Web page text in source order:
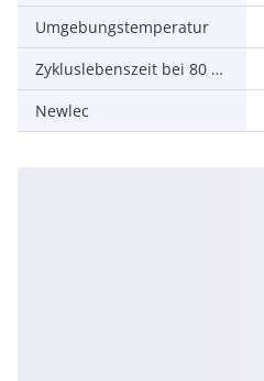
Umgebungstemperatur
Zykluslebenszeit bei 80 % Entladungsgrad (DOD)
Newlec